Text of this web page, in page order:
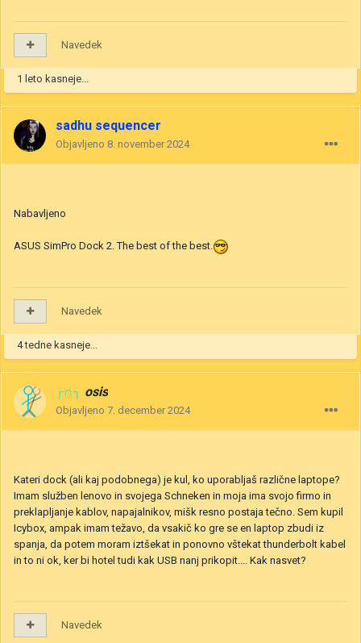
Navedek
1 leto kasneje...
sadhu sequencer
Objavljeno 8. november 2024
Nabavljeno
ASUS SimPro Dock 2. The best of the best.
Navedek
4 tedne kasneje...
╭∩╮ osis
Objavljeno 7. december 2024
Kateri dock (ali kaj podobnega) je kul, ko uporabljaš različne laptope?
Imam služben lenovo in svojega Schneken in moja ima svojo firmo in
preklapljanje kablov, napajalnikov, mišk resno postaja tečno. Sem kupil
Icybox, ampak imam težavo, da vsakič ko gre se en laptop zbudi iz
spanja, da potem moram iztšekat in ponovno vštekat thunderbolt kabel
in to ni ok, ker bi hotel tudi kak USB nanj prikopit.... Kak nasvet?
Navedek